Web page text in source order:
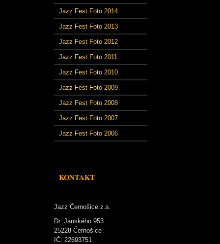
Jazz Fest Foto 2014
Jazz Fest Foto 2013
Jazz Fest Foto 2012
Jazz Fest Foto 2011
Jazz Fest Foto 2010
Jazz Fest Foto 2009
Jazz Fest Foto 2008
Jazz Fest Foto 2007
Jazz Fest Foto 2006
KONTAKT
Jazz Černošice z.s.
Dr. Janského 953
25228 Černošice
IČ: 22693751